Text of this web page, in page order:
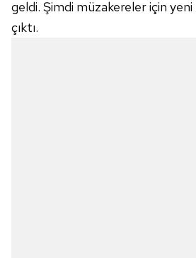
geldi. Şimdi müzakereler için
çıktı.